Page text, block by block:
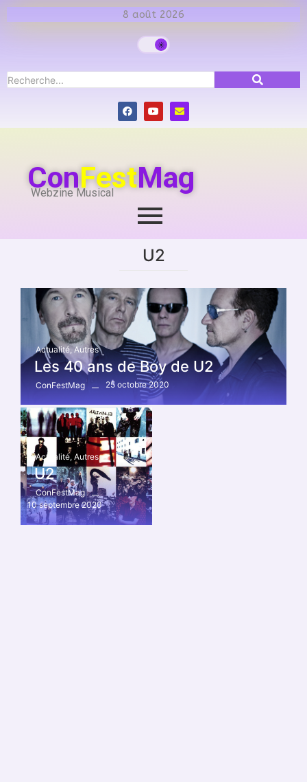
8 août 2026
ConFestMag
Webzine Musical
U2
Actualité, Autres
Les 40 ans de Boy de U2
ConFestMag 25 octobre 2020
Actualité, Autres
U2
ConFestMag
10 septembre 2020